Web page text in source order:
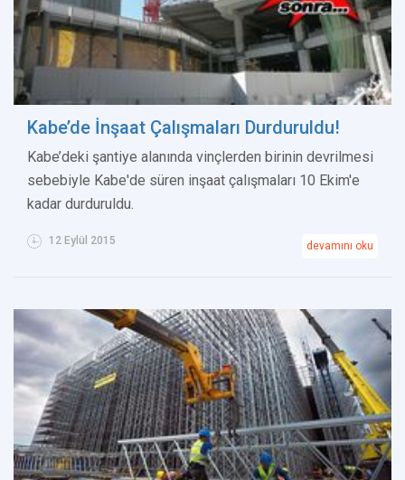
Kabe’de İnşaat Çalışmaları Durduruldu!
Kabe’deki şantiye alanında vinçlerden birinin devrilmesi
sebebiyle Kabe'de süren inşaat çalışmaları 10 Ekim'e
kadar durduruldu.
12 Eylül 2015 devamını oku